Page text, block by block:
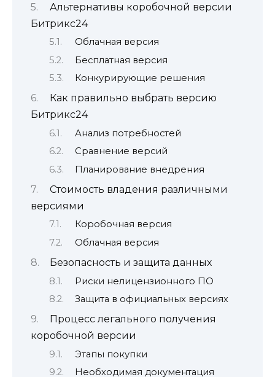
Альтернативы коробочной версии
Битрикс24
Облачная версия
Бесплатная версия
Конкурирующие решения
Как правильно выбрать версию
Битрикс24
Анализ потребностей
Сравнение версий
Планирование внедрения
Стоимость владения различными
версиями
Коробочная версия
Облачная версия
Безопасность и защита данных
Риски нелицензионного ПО
Защита в официальных версиях
Процесс легального получения
коробочной версии
Этапы покупки
Необходимая документация